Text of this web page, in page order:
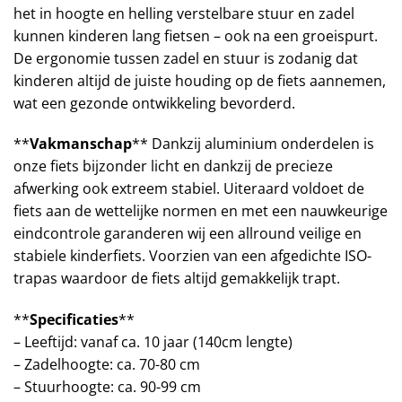
het in hoogte en helling verstelbare stuur en zadel
kunnen kinderen lang fietsen – ook na een groeispurt.
De ergonomie tussen zadel en stuur is zodanig dat
kinderen altijd de juiste houding op de fiets aannemen,
wat een gezonde ontwikkeling bevorderd.
**Vakmanschap** Dankzij aluminium onderdelen is
onze fiets bijzonder licht en dankzij de precieze
afwerking ook extreem stabiel. Uiteraard voldoet de
fiets aan de wettelijke normen en met een nauwkeurige
eindcontrole garanderen wij een allround veilige en
stabiele kinderfiets. Voorzien van een afgedichte ISO-
trapas waardoor de fiets altijd gemakkelijk trapt.
**Specificaties**
– Leeftijd: vanaf ca. 10 jaar (140cm lengte)
– Zadelhoogte: ca. 70-80 cm
– Stuurhoogte: ca. 90-99 cm